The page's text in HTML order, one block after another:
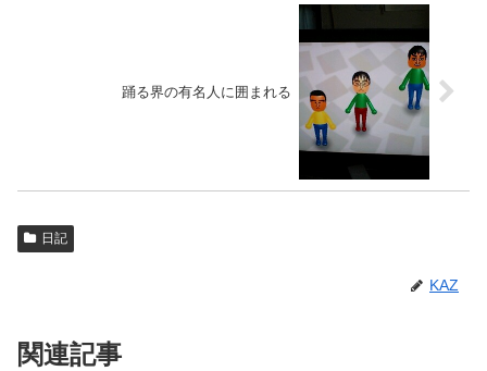
踊る界の有名人に囲まれる
日記
KAZ
関連記事